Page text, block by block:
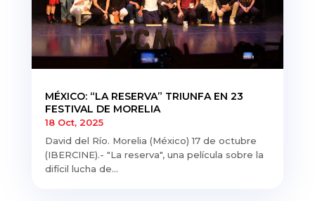
MÉXICO: “LA RESERVA” TRIUNFA EN 23
FESTIVAL DE MORELIA
18 Oct, 2025
David del Río. Morelia (México) 17 de octubre
(IBERCINE).- "La reserva", una película sobre la
difícil lucha de...